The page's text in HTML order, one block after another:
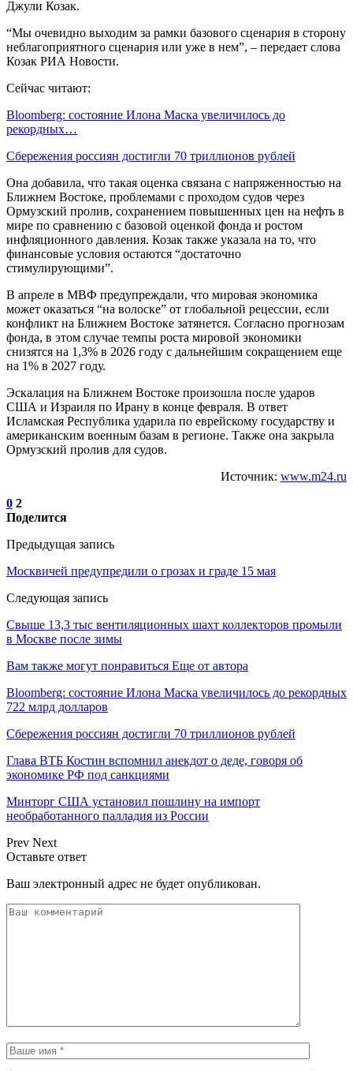
Джули Козак.
“Мы очевидно выходим за рамки базового сценария в сторону
неблагоприятного сценария или уже в нем”, – передает слова
Козак РИА Новости.
Сейчас читают:
Bloomberg: состояние Илона Маска увеличилось до
рекордных…
Сбережения россиян достигли 70 триллионов рублей
Она добавила, что такая оценка связана с напряженностью на
Ближнем Востоке, проблемами с проходом судов через
Ормузский пролив, сохранением повышенных цен на нефть в
мире по сравнению с базовой оценкой фонда и ростом
инфляционного давления. Козак также указала на то, что
финансовые условия остаются “достаточно
стимулирующими”.
В апреле в МВФ предупреждали, что мировая экономика
может оказаться “на волоске” от глобальной рецессии, если
конфликт на Ближнем Востоке затянется. Согласно прогнозам
фонда, в этом случае темпы роста мировой экономики
снизятся на 1,3% в 2026 году с дальнейшим сокращением еще
на 1% в 2027 году.
Эскалация на Ближнем Востоке произошла после ударов
США и Израиля по Ирану в конце февраля. В ответ
Исламская Республика ударила по еврейскому государству и
американским военным базам в регионе. Также она закрыла
Ормузский пролив для судов.
Источник: www.m24.ru
0 2
Поделится
Предыдущая запись
Москвичей предупредили о грозах и граде 15 мая
Следующая запись
Свыше 13,3 тыс вентиляционных шахт коллекторов промыли
в Москве после зимы
Вам также могут понравиться Еще от автора
Bloomberg: состояние Илона Маска увеличилось до рекордных
722 млрд долларов
Сбережения россиян достигли 70 триллионов рублей
Глава ВТБ Костин вспомнил анекдот о деде, говоря об
экономике РФ под санкциями
Минторг США установил пошлину на импорт
необработанного палладия из России
Prev Next
Оставьте ответ
Ваш электронный адрес не будет опубликован.